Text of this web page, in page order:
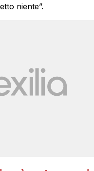
niente”.